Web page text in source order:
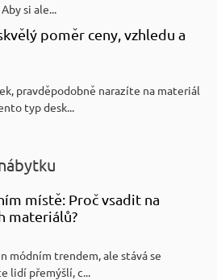
si ale...
poměr ceny, vzhledu a
pravděpodobně narazíte na materiál
typ desk...
místě: Proč vsadit na
materiálů?
módním trendem, ale stává se
lidí přemýšlí, c...